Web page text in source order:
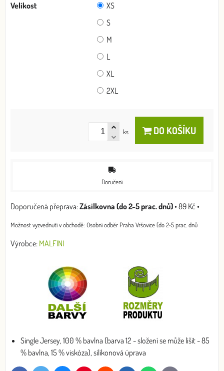
Velikost
XS
S
M
L
XL
2XL
ks DO KOŠÍKU
Doručení
Zásilkovna (do 2-5 prac. dnů)•89 Kč •
Osobní odběr Praha Vršovice (do 2-5 prac. dnů
Výrobce: MALFINI
Single Jersey, 100 % bavlna (barva 12 - složení se může lišit - 85
% bavlna, 15 % viskóza), silikonová úprava